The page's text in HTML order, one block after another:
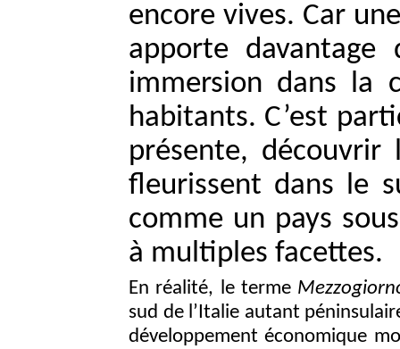
encore vives. Car
apporte davantage
immersion dans la
habitants. C’est
présente, découvrir
fleurissent dans le
comme un pays
à multiples facettes.
En réalité, le terme
sud de l’Italie autant
développement économique